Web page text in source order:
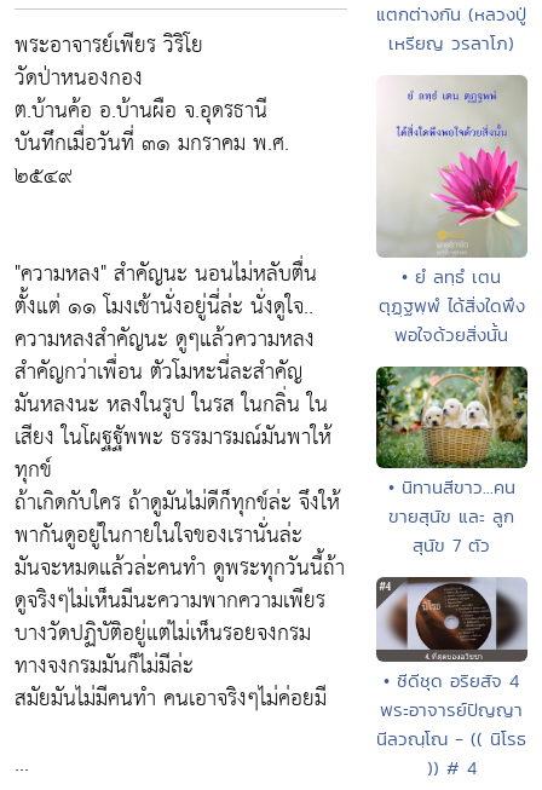
พระอาจารย์เพียร วิริโย
วัดป่าหนองกอง
ต.บ้านค้อ อ.บ้านผือ จ.อุดรธานี
บันทึกเมื่อวันที่ ๓๑ มกราคม พ.ศ.
๒๕๔๙
"ความหลง" สำคัญนะ นอนไม่หลับตื่น
ตั้งแต่ ๑๑ โมงเช้านั่งอยู่นี่ล่ะ นั่งดูใจ..
ความหลงสำคัญนะ ดูๆแล้วความหลง
สำคัญกว่าเพื่อน ตัวโมหะนี่ละสำคัญ
มันหลงนะ หลงในรูป ในรส ในกลิ่น ใน
เสียง ในโผฐฐัพพะ ธรรมารมณ์มันพาให้
ทุกข์
ถ้าเกิดกับใคร ถ้าดูมันไม่ดีก็ทุกข์ล่ะ จึงให้
พากันดูอยู่ในกายในใจของเรานั่นล่ะ
มันจะหมดแล้วล่ะคนทำ ดูพระทุกวันนี้ถ้า
ดูจริงๆไม่เห็นมีนะความพากความเพียร
บางวัดปฏิบัติอยู่แต่ไม่เห็นรอยจงกรม
ทางจงกรมมันก็ไม่มีล่ะ
สมัยมันไม่มีคนทำ คนเอาจริงๆไม่ค่อยมี
...
แตกต่างกัน (หลวงปู่
เหรียญ วรลาโภ)
• ยํ ลทฺธํ เตน
ตุฏฺฐพฺพํ ได้สิ่งใดพึง
พอใจด้วยสิ่งนั้น
• นิทานสีขาว...คน
ขายสุนัข และ ลูก
สุนัข 7 ตัว
• ซีดีชุด อริยสัจ 4
พระอาจารย์ปัญญา
นีลวณฺโณ - (( นิโรธ
)) # 4